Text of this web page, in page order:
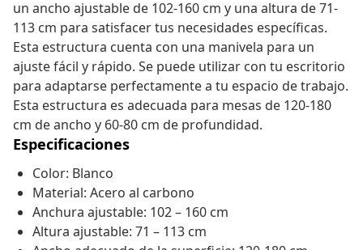
un ancho ajustable de 102-160 cm y una altura de 71-
113 cm para satisfacer tus necesidades específicas.
Esta estructura cuenta con una manivela para un
ajuste fácil y rápido. Se puede utilizar con tu escritorio
para adaptarse perfectamente a tu espacio de trabajo.
Esta estructura es adecuada para mesas de 120-180
cm de ancho y 60-80 cm de profundidad.
Especificaciones
Color: Blanco
Material: Acero al carbono
Anchura ajustable: 102 – 160 cm
Altura ajustable: 71 – 113 cm